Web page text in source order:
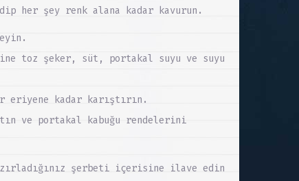
her şey renk alana kadar kavurun.
toz şeker, süt, portakal suyu ve suyu
kadar karıştırın.
ve portakal kabuğu rendelerini
şerbeti içerisine ilave edin